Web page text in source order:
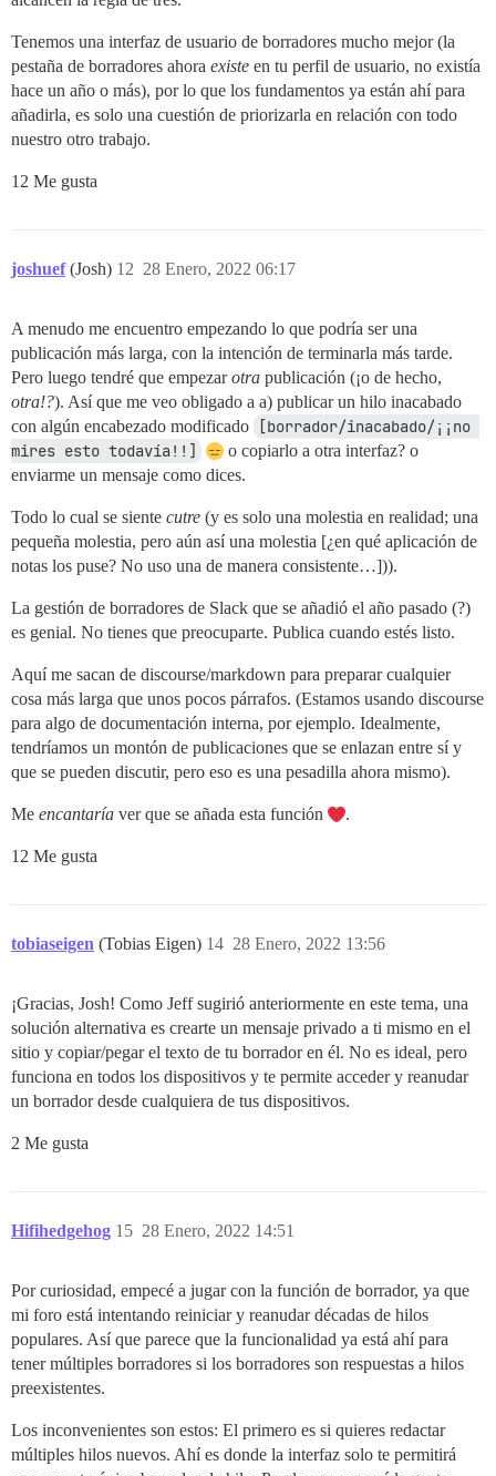
Tenemos una interfaz de usuario de borradores mucho mejor (la
pestaña de borradores ahora existe en tu perfil de usuario, no existía
hace un año o más), por lo que los fundamentos ya están ahí para
añadirla, es solo una cuestión de priorizarla en relación con todo
nuestro otro trabajo.
12 Me gusta
joshuef (Josh) 28 Enero, 2022 06:17
12
A menudo me encuentro empezando lo que podría ser una
publicación más larga, con la intención de terminarla más tarde.
Pero luego tendré que empezarotra publicación (¡o de hecho,
otra!?). Así que me veo obligado a a) publicar un hilo inacabado
con algún encabezado modificado
[borrador/inacabado/¡¡no
mires esto todavía!!]
o copiarlo a otra interfaz? o
enviarme un mensaje como dices.
Todo lo cual se siente cutre (y es solo una molestia en realidad; una
pequeña molestia, pero aún así una molestia [¿en qué aplicación de
notas los puse? No uso una de manera consistente…])).
La gestión de borradores de Slack que se añadió el año pasado (?)
es genial. No tienes que preocuparte. Publica cuando estés listo.
Aquí me sacan de discourse/markdown para preparar cualquier
cosa más larga que unos pocos párrafos. (Estamos usando discourse
para algo de documentación interna, por ejemplo. Idealmente,
tendríamos un montón de publicaciones que se enlazan entre sí y
que se pueden discutir, pero eso es una pesadilla ahora mismo).
Me encantaría ver que se añada esta función .
12 Me gusta
tobiaseigen (Tobias Eigen) 28 Enero, 2022 13:56
14
¡Gracias, Josh! Como Jeff sugirió anteriormente en este tema, una
solución alternativa es crearte un mensaje privado a ti mismo en el
sitio y copiar/pegar el texto de tu borrador en él. No es ideal, pero
funciona en todos los dispositivos y te permite acceder y reanudar
un borrador desde cualquiera de tus dispositivos.
2 Me gusta
Hifihedgehog 28 Enero, 2022 14:51
15
Por curiosidad, empecé a jugar con la función de borrador, ya que
mi foro está intentando reiniciar y reanudar décadas de hilos
populares. Así que parece que la funcionalidad ya está ahí para
tener múltiples borradores si los borradores son respuestas a hilos
preexistentes.
Los inconvenientes son estos: El primero es si quieres redactar
múltiples hilos nuevos. Ahí es donde la interfaz solo te permitirá